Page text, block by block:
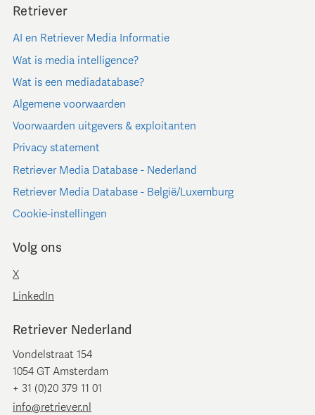
Retriever
AI en Retriever Media Informatie
Wat is media intelligence?
Wat is een mediadatabase?
Algemene voorwaarden
Voorwaarden uitgevers & exploitanten
Privacy statement
Retriever Media Database - Nederland
Retriever Media Database - België/Luxemburg
Cookie-instellingen
Volg ons
X
LinkedIn
Retriever Nederland
Vondelstraat 154
1054 GT Amsterdam
+ 31 (0)20 379 11 01
info@retriever.nl